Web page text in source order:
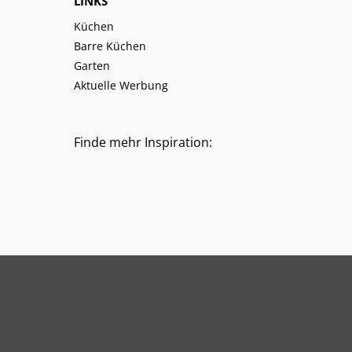
Küchen
Barre Küchen
Garten
Aktuelle Werbung
Finde mehr Inspiration: